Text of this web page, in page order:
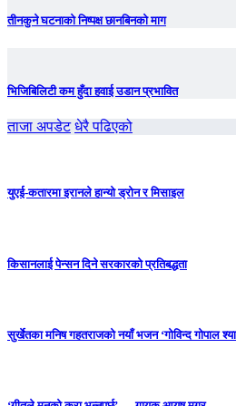
तीनकुने घटनाकाे निष्पक्ष छानबिनकाे माग
भिजिबिलिटी कम हुँदा हवाई उडान प्रभावित
ताजा अपडेट धेरै पढिएको
युएई-कतारमा इरानले हान्यो ड्रोन र मिसाइल
किसानलाई पेन्सन दिने सरकारको प्रतिबद्धता
सुर्खेतका मनिष गहतराजको नयाँ भजन ‘गोविन्द गोपाल